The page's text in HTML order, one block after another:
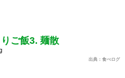
ご飯3. 麺散
出典：食べログ